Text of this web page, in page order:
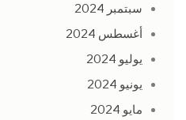
سبتمبر 2024
أغسطس 2024
يوليو 2024
يونيو 2024
مايو 2024